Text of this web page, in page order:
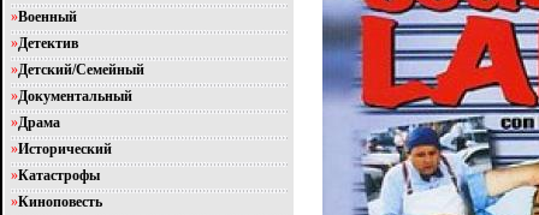
»Военный
»Детектив
»Детский/Семейный
»Документальный
»Драма
»Исторический
»Катастрофы
»Киноповесть